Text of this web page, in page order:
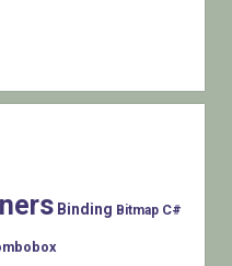
Binding Bitmap C#